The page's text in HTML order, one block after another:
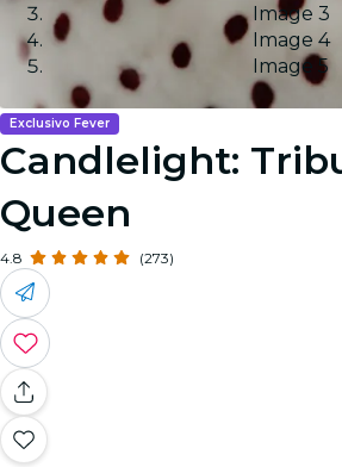
Image 3
Image 4
Image 5
Exclusivo Fever
Candlelight:
Queen
4.8 (273)